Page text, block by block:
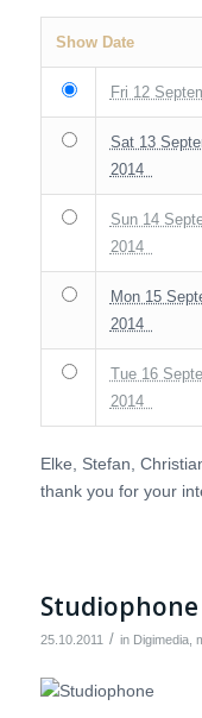
Show Date
Fri 12
Sat 13
2014
Sun 14
2014
Mon 15
2014
Tue 16
2014
Elke, Stefan,
thank you for your
Studiophone
25.10.2011 / in Digimedia,